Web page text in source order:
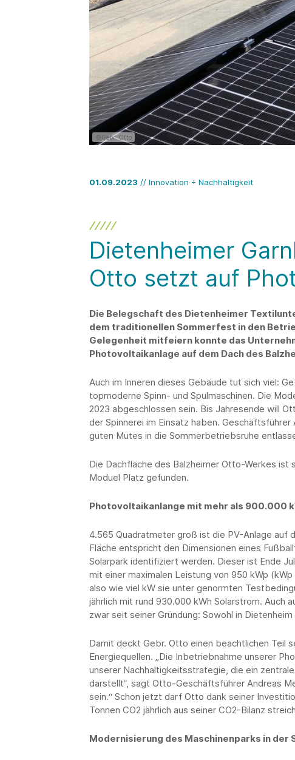
©Gebr. Otto
01.09.2023 // Innovation + Nachhaltigkeit
Dietenheimer
Otto setzt auf
Die Belegschaft des Dietenheimer
dem traditionellen Sommerfest in den
Gelegenheit mitfeiern konnte das
Photovoltaikanlage auf dem Dach des
Auch im Inneren dieses Gebäude tut sich viel:
topmoderne Spinn- und Spulmaschinen. Die
2023 abgeschlossen sein. Bis Jahresende will
der Spinnerei im Einsatz haben.
guten Mutes in die Sommerbetriebsruhe
Die Dachfläche des Balzheimer Otto-Werkes
Moduel Platz gefunden.
Photovoltaikanlange mit mehr als 900.000
4.565 Quadratmeter groß ist die PV-Anlage auf
Fläche entspricht den Dimensionen eines
Solarpark identifiziert werden. Dieser ist Ende
mit einer maximalen Leistung von 950 kWp
also wie viel kW sie unter genormten
jährlich mit rund 930.000 kWh Solarstrom. Auch
zwar seit seiner Gründung: Sowohl in
Damit deckt Gebr. Otto einen beachtlichen Teil
Energiequellen. „Die Inbetriebnahme unserer
unserer Nachhaltigkeitsstrategie, die ein
darstellt“, sagt Otto-Geschäftsführer Andreas
sein.“ Schon jetzt darf Otto dank seiner
Tonnen CO2 jährlich aus seiner CO2-Bilanz
Modernisierung des Maschinenparks in der